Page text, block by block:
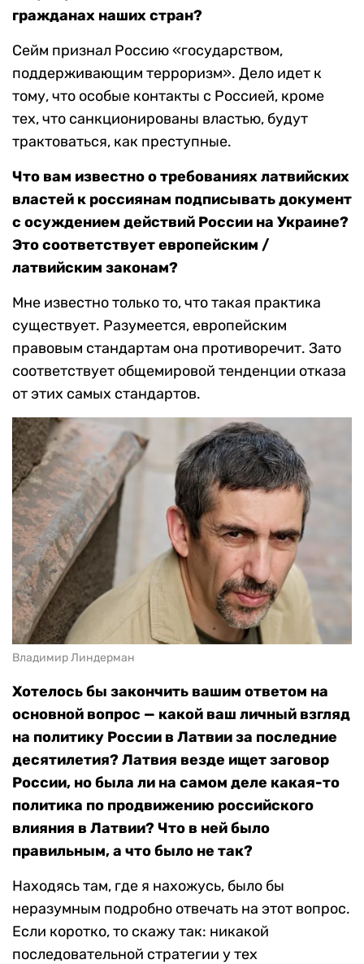
гражданах наших стран?
Сейм признал Россию «государством,
поддерживающим терроризм». Дело идет к
тому, что особые контакты с Россией, кроме
тех, что санкционированы властью, будут
трактоваться, как преступные.
Что вам известно о требованиях латвийских
властей к россиянам подписывать документ
с осуждением действий России на Украине?
Это соответствует европейским /
латвийским законам?
Мне известно только то, что такая практика
существует. Разумеется, европейским
правовым стандартам она противоречит. Зато
соответствует общемировой тенденции отказа
от этих самых стандартов.
Владимир Линдерман
Хотелось бы закончить вашим ответом на
основной вопрос — какой ваш личный взгляд
на политику России в Латвии за последние
десятилетия? Латвия везде ищет заговор
России, но была ли на самом деле какая-то
политика по продвижению российского
влияния в Латвии? Что в ней было
правильным, а что было не так?
Находясь там, где я нахожусь, было бы
неразумным подробно отвечать на этот вопрос.
Если коротко, то скажу так: никакой
последовательной стратегии у тех